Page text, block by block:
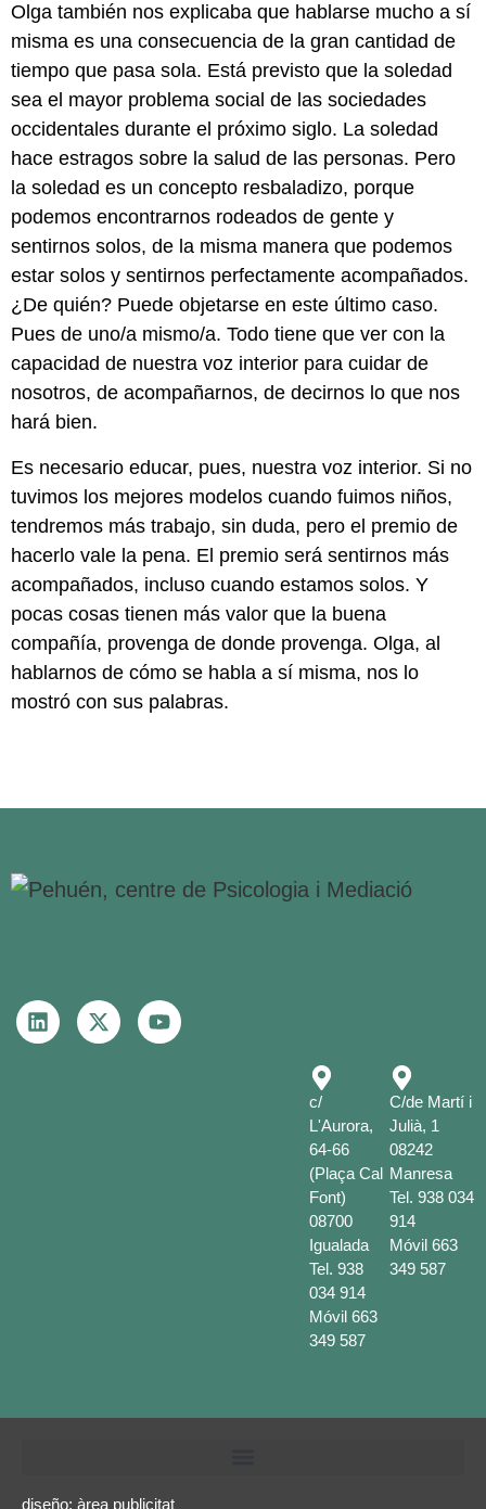
Olga también nos explicaba que hablarse mucho a sí
misma es una consecuencia de la gran cantidad de
tiempo que pasa sola. Está previsto que la soledad
sea el mayor problema social de las sociedades
occidentales durante el próximo siglo. La soledad
hace estragos sobre la salud de las personas. Pero
la soledad es un concepto resbaladizo, porque
podemos encontrarnos rodeados de gente y
sentirnos solos, de la misma manera que podemos
estar solos y sentirnos perfectamente acompañados.
¿De quién? Puede objetarse en este último caso.
Pues de uno/a mismo/a. Todo tiene que ver con la
capacidad de nuestra voz interior para cuidar de
nosotros, de acompañarnos, de decirnos lo que nos
hará bien.
Es necesario educar, pues, nuestra voz interior. Si no
tuvimos los mejores modelos cuando fuimos niños,
tendremos más trabajo, sin duda, pero el premio de
hacerlo vale la pena. El premio será sentirnos más
acompañados, incluso cuando estamos solos. Y
pocas cosas tienen más valor que la buena
compañía, provenga de donde provenga. Olga, al
hablarnos de cómo se habla a sí misma, nos lo
mostró con sus palabras.
c/
L'Aurora,
64-66
(Plaça Cal
Font)
08700
Igualada
Tel. 938
034 914
Móvil 663
349 587
C/de Martí i
Julià, 1
08242
Manresa
Tel.938 034
914
Móvil663
349 587
diseño: àrea publicitat